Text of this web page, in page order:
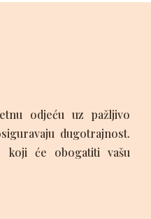
odjeću uz pažljivo
dugotrajnost.
koji će obogatiti vašu